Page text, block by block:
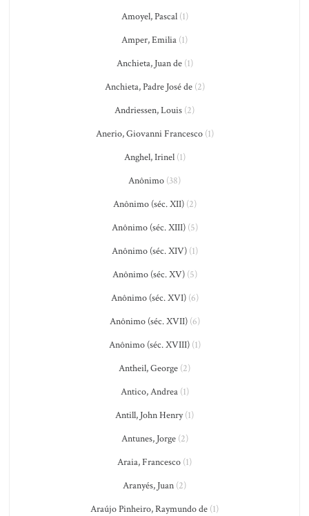
Amoyel, Pascal(1)
Amper, Emilia (1)
Anchieta, Juan de(1)
Anchieta, Padre José de(2)
Andriessen, Louis (2)
Anerio, Giovanni Francesco(1)
Anghel, Irinel(1)
Anônimo (38)
Anônimo (séc. XII)(2)
Anônimo (séc. XIII)(5)
Anônimo (séc. XIV)(1)
Anônimo (séc. XV)(5)
Anônimo (séc. XVI)(6)
Anônimo (séc. XVII)(6)
Anônimo (séc. XVIII)(1)
Antheil, George (2)
Antico, Andrea(1)
Antill, John Henry(1)
Antunes, Jorge(2)
Araia, Francesco (1)
Aranyés, Juan (2)
Araújo Pinheiro, Raymundo de (1)